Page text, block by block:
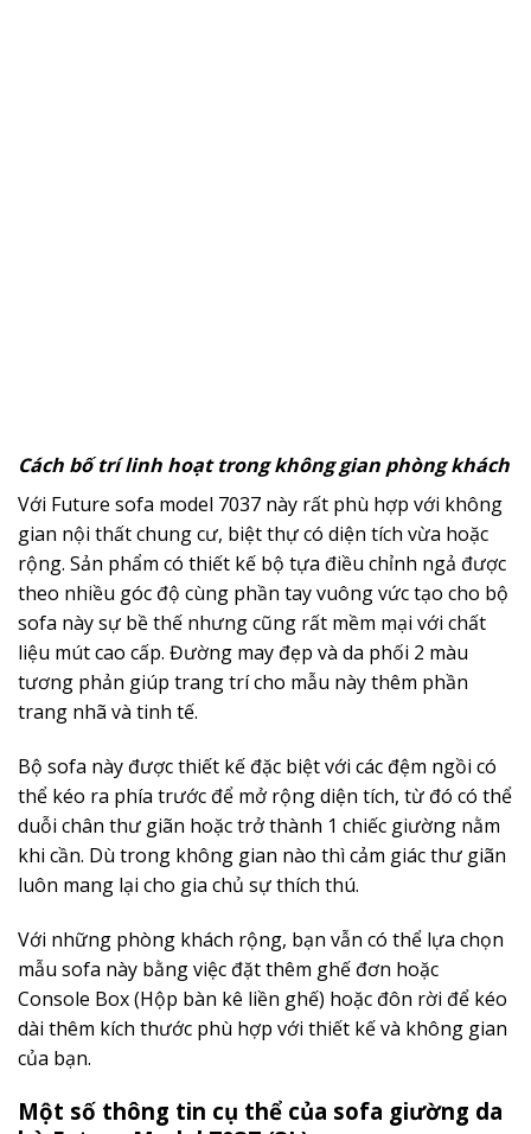
Cách bố trí linh hoạt trong không gian phòng khách
Với Future sofa model 7037 này rất phù hợp với không
gian nội thất chung cư, biệt thự có diện tích vừa hoặc
rộng. Sản phẩm có thiết kế bộ tựa điều chỉnh ngả được
theo nhiều góc độ cùng phần tay vuông vức tạo cho bộ
sofa này sự bề thế nhưng cũng rất mềm mại với chất
liệu mút cao cấp. Đường may đẹp và da phối 2 màu
tương phản giúp trang trí cho mẫu này thêm phần
trang nhã và tinh tế.
Bộ sofa này được thiết kế đặc biệt với các đệm ngồi có
thể kéo ra phía trước để mở rộng diện tích, từ đó có thể
duỗi chân thư giãn hoặc trở thành 1 chiếc giường nằm
khi cần. Dù trong không gian nào thì cảm giác thư giãn
luôn mang lại cho gia chủ sự thích thú.
Với những phòng khách rộng, bạn vẫn có thể lựa chọn
mẫu sofa này bằng việc đặt thêm ghế đơn hoặc
Console Box (Hộp bàn kê liền ghế) hoặc đôn rời để kéo
dài thêm kích thước phù hợp với thiết kế và không gian
của bạn.
Một số thông tin cụ thể của sofa giường da